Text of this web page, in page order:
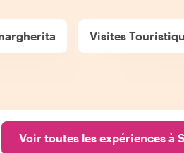
Visites
Voir toutes les expériences à